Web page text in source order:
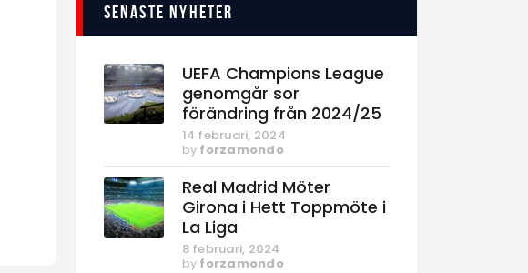
Senaste nyheter
UEFA Champions League
genomgår sor
förändring från 2024/25
14 februari, 2024
by forzamondo
Real Madrid Möter
Girona i Hett Toppmöte i
La Liga
8 februari, 2024
by forzamondo